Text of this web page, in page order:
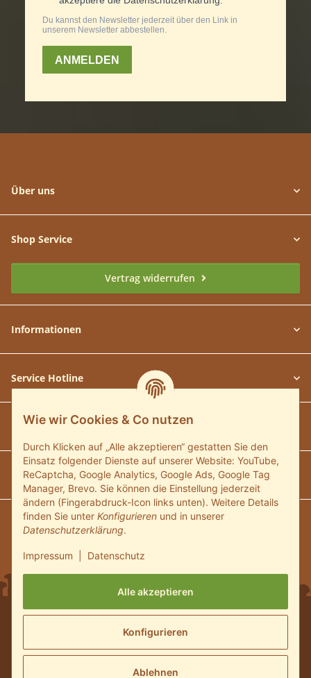
Alle akzeptieren
Konfigurieren
Ablehnen
Wie wir Cookies & Co nutzen
Durch Klicken auf „Alle akzeptieren“ gestatten Sie den
Einsatz folgender Dienste auf unserer Website: YouTube,
ReCaptcha, Google Analytics, Google Ads, Google Tag
Manager, Brevo. Sie können die Einstellung jederzeit
ändern (Fingerabdruck-Icon links unten). Weitere Details
finden Sie unter Konfigurieren und in unserer
Datenschutzerklärung.
Impressum Datenschutz
Über uns
Shop Service
Vertrag widerrufen
Informationen
Service Hotline
Unsere Communitys
Unsere Zahlungsarten
Wir versenden mit:
Nachnahmegebühren, wenn nicht anders beschrieben
© 2024 Pilzmaennchen.de Shop - Alle Rechte vorbehalten.Powered by